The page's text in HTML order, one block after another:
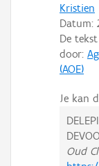
Kristien
Datum:
De
door:
(AOE)
Je kan
Oud